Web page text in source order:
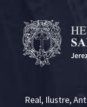
Real, Ilustre,